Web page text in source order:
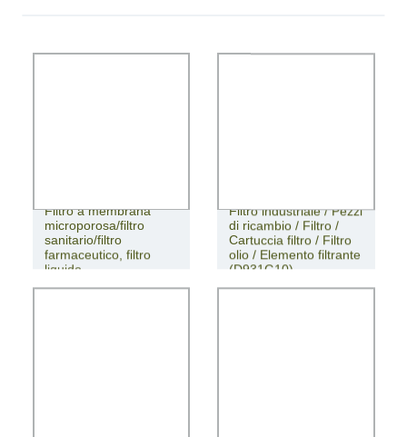
Filtro a membrana
microporosa/filtro
sanitario/filtro
farmaceutico, filtro
liquido
Filtro industriale / Pezzi
di ricambio / Filtro /
Cartuccia filtro / Filtro
olio / Elemento filtrante
(D931G10)